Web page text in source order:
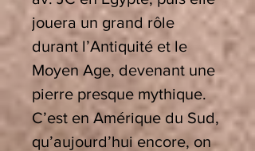
jouera un grand rôle
durant l’Antiquité et le
Moyen Age, devenant une
pierre presque mythique.
C’est en Amérique du Sud,
qu’aujourd’hui encore, on